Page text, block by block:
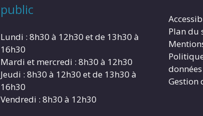
public
Lundi : 8h30 à 12h30 et de 13h30 à
16h30
Mardi et mercredi : 8h30 à 12h30
Jeudi : 8h30 à 12h30 et de 13h30 à
16h30
Vendredi : 8h30 à 12h30
Plan du
Gestion